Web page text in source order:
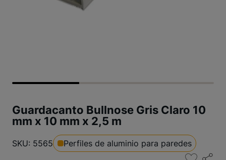
Guardacanto Bullnose Gris Claro 10
mm x 10 mm x 2,5 m
SKU: 5565 Perfiles de aluminio para paredes